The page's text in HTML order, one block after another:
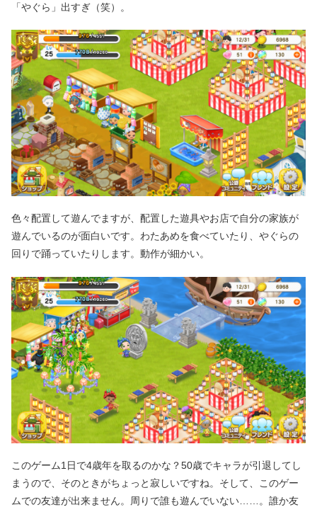
「やぐら」出すぎ（笑）。
色々配置して遊んでますが、配置した遊具やお店で自分の家族が
遊んでいるのが面白いです。わたあめを食べていたり、やぐらの
回りで踊っていたりします。動作が細かい。
このゲーム1日で4歳年を取るのかな？50歳でキャラが引退してし
まうので、そのときがちょっと寂しいですね。そして、このゲー
ムでの友達が出来ません。周りで誰も遊んでいない……。誰か友